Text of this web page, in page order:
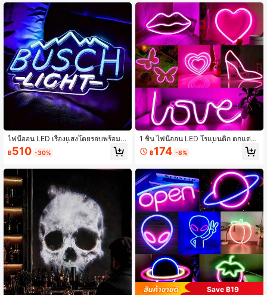
ร์ตี้ งานแต่งงาน บาร์ แคมปิ้ง วันเกิด กา
รขอแต่งงาน วันครบรอบ การจบการศึก
ษา ห้องเกม วันวาเลนไทน์ วันแม่ วันเด็
ก คริสต์มาส และการตกแต่งวันหยุดอื่น
ๆ รวมถึงของขวัญเซอร์ไพรส์
ไฟนีออน LED เรืองแสงโดยรอบพร้อมตั
วอักษร "BUSCH" ที่ออกแบบใหม่ มีอินเ
ทอร์เฟซ USB เหมาะสำหรับป้ายโฆษณ
฿510 -30%
องนั่งเล่น ห้องนอน
1 ชิ้น ไฟนีออน LED โรแมนติก ตกแต่งผ
นังห้องนอน ใช้แบตเตอรี่หรือ USB เหม
าะสำหรับตกแต่งผนังห้อง ตกแต่งโต๊ะ อุ
วัญสำหรับเด็กผู้หญิง ของขวัญวันเกิด วั
นครบรอบ วันวาเลนไทน์ วันแม่ วันเด็ก
คริสต์มาส และการตกแต่งวันหยุดอื่นๆ
(ไม่รวมแบตเตอรี่)
฿174 -8%
Save ฿19